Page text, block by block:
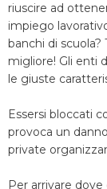
NEWS
riuscire ad
impiego
banchi di
migliore! Gli enti
le giuste
Essersi bloccati
provoca un
private
Per arrivare